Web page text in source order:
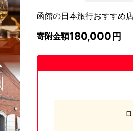
函館の日本旅行おすすめ
寄附金額180,000